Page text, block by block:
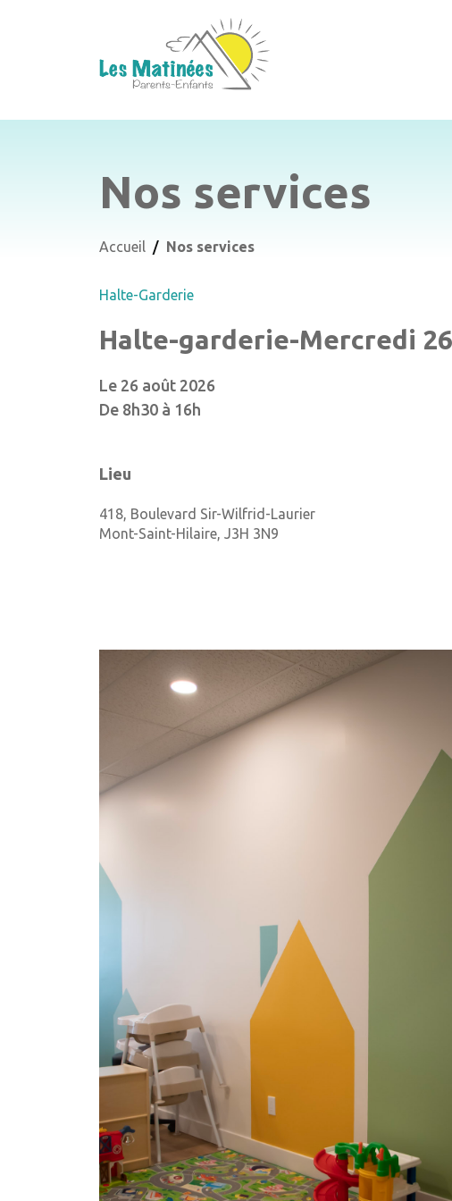
Nos services
Accueil Nos services
Halte-Garderie
Halte-garderie-Mercredi
Le 26 août 2026
De 8h30 à 16h
Lieu
418, Boulevard Sir-Wilfrid-Laurier
Mont-Saint-Hilaire, J3H 3N9